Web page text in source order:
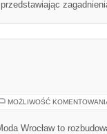
MOŻLIWOŚĆ
Wrocław to